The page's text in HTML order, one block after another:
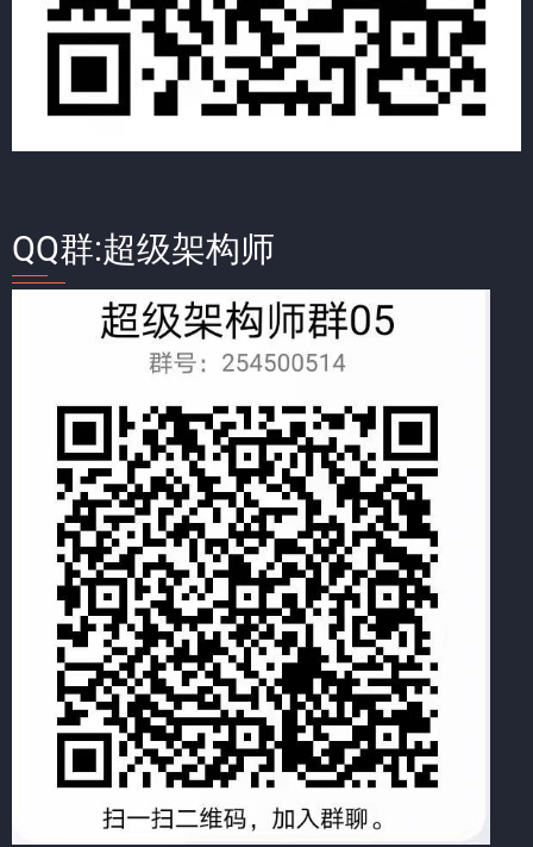
QQ群:超级架构师